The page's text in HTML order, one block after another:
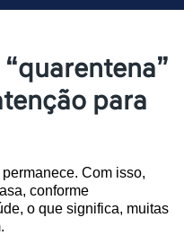
para
Com isso,
conforme
o que significa, muitas